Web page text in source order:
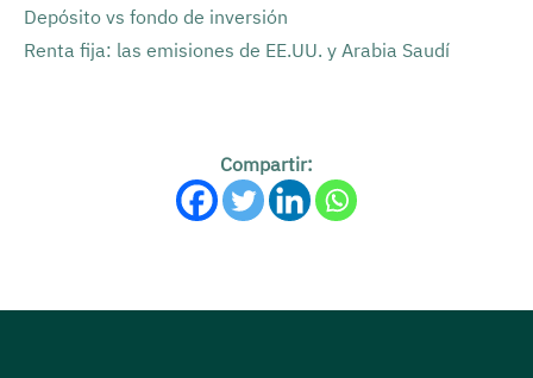
Depósito vs fondo de inversión
Renta fija: las emisiones de EE.UU. y Arabia Saudí
Compartir: